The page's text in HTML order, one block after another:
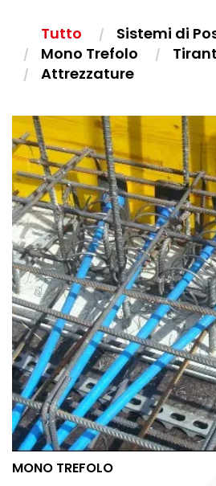
Tutto
Sistemi di
Mono Trefolo
Attrezzature
MONO TREFOLO
MONO TREFOLO